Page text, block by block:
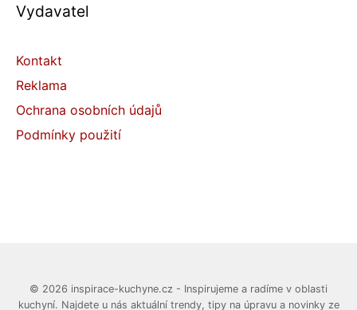
Vydavatel
Kontakt
Reklama
Ochrana osobních údajů
Podmínky použití
© 2026 inspirace-kuchyne.cz - Inspirujeme a radíme v oblasti
kuchyní. Najdete u nás aktuální trendy, tipy na úpravu a novinky ze